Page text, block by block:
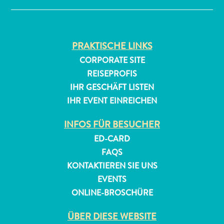
PRAKTISCHE LINKS
CORPORATE SITE
REISEPROFIS
IHR GESCHÄFT LISTEN
IHR EVENT EINREICHEN
INFOS FÜR BESUCHER
ED-CARD
FAQS
KONTAKTIEREN SIE UNS
EVENTS
ONLINE-BROSCHÜRE
ÜBER DIESE WEBSITE